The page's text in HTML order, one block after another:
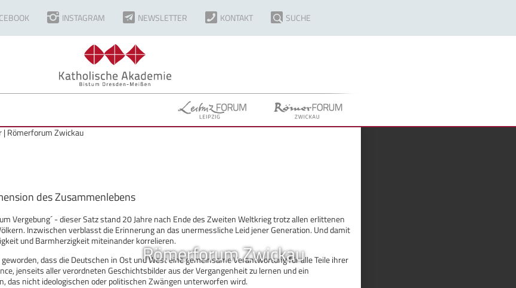
INSTAGRAM NEWSLETTER KONTAKT SUCHE
Römerforum Zwickau
Römerforum Zwickau
des Zusammenlebens
Vergebung´ - dieser Satz stand 20 Jahre nach Ende des Zweiten Weltkrieg trotz allen erlittenen
Inzwischen verblasst die Erinnerung an das unermessliche Leid jener Generation. Und damit
und Barmherzigkeit miteinander korrelieren.
dass die Deutschen in Ost und West eine gemeinsame Verantwortung für alle Teile ihrer
jenseits aller verordneten Geschichtsbilder aus der Vergangenheit zu lernen und ein
das nicht ideologischen oder politischen Zwängen unterworfen wird.